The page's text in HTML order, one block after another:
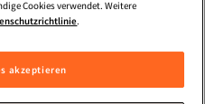
Cookies verwendet. Weitere
.
akzeptieren